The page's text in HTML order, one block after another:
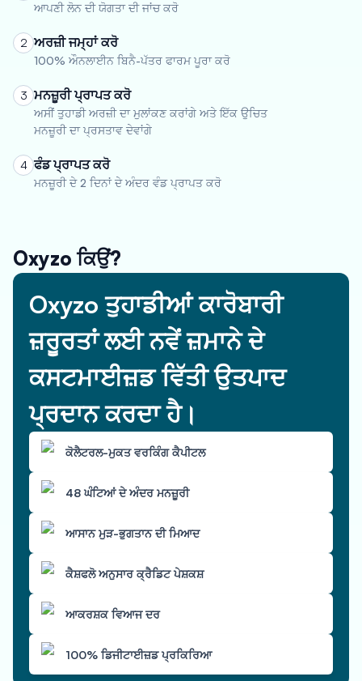
ਆਪਣੀ ਲੋਨ ਦੀ ਯੋਗਤਾ ਦੀ ਜਾਂਚ ਕਰੋ
2 ਅਰਜ਼ੀ ਜਮ੍ਹਾਂ ਕਰੋ
100% ਔਨਲਾਈਨ ਬਿਨੈ-ਪੱਤਰ ਫਾਰਮ ਪੂਰਾ ਕਰੋ
3 ਮਨਜ਼ੂਰੀ ਪ੍ਰਾਪਤ ਕਰੋ
ਅਸੀਂ ਤੁਹਾਡੀ ਅਰਜ਼ੀ ਦਾ ਮੁਲਾਂਕਣ ਕਰਾਂਗੇ ਅਤੇ ਇੱਕ ਉਚਿਤ
ਮਨਜ਼ੂਰੀ ਦਾ ਪ੍ਰਸਤਾਵ ਦੇਵਾਂਗੇ
4 ਫੰਡ ਪ੍ਰਾਪਤ ਕਰੋ
ਮਨਜ਼ੂਰੀ ਦੇ 2 ਦਿਨਾਂ ਦੇ ਅੰਦਰ ਵੰਡ ਪ੍ਰਾਪਤ ਕਰੋ
Oxyzo ਕਿਉਂ?
Oxyzo ਤੁਹਾਡੀਆਂ ਕਾਰੋਬਾਰੀ
ਜ਼ਰੂਰਤਾਂ ਲਈ ਨਵੇਂ ਜ਼ਮਾਨੇ ਦੇ
ਕਸਟਮਾਈਜ਼ਡ ਵਿੱਤੀ ਉਤਪਾਦ
ਪ੍ਰਦਾਨ ਕਰਦਾ ਹੈ।
ਕੋਲੈਟਰਲ-ਮੁਕਤ ਵਰਕਿੰਗ ਕੈਪੀਟਲ
48 ਘੰਟਿਆਂ ਦੇ ਅੰਦਰ ਮਨਜ਼ੂਰੀ
ਆਸਾਨ ਮੁੜ-ਭੁਗਤਾਨ ਦੀ ਮਿਆਦ
ਕੈਸ਼ਫਲੋ ਅਨੁਸਾਰ ਕ੍ਰੈਡਿਟ ਪੇਸ਼ਕਸ਼
ਆਕਰਸ਼ਕ ਵਿਆਜ ਦਰ
100% ਡਿਜੀਟਾਈਜ਼ਡ ਪ੍ਰਕਿਰਿਆ